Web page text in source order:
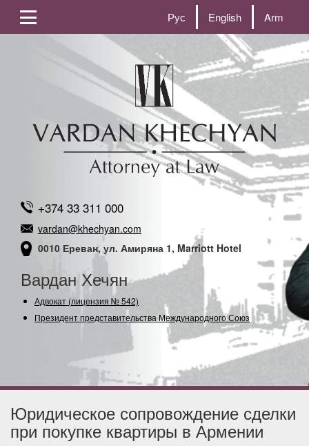
Рус English Arm
+374 33 311 000
vardan@khechyan.com
0010 Ереван, ул. Амиряна 1, Marriott Hotel
Вардан Хечян
Адвокат (лицензия № 542)
Президент представительства Международного Союза (Со
Юридическое сопровождение сделки
при покупке квартиры в Армении